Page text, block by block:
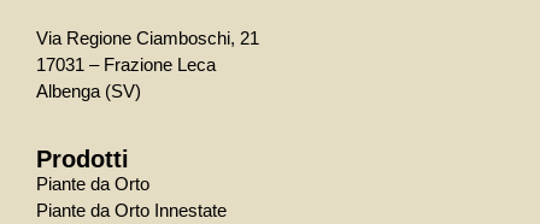
Via Regione Ciamboschi, 21
17031 – Frazione Leca
Albenga (SV)
Prodotti
Piante da Orto
Piante da Orto Innestate